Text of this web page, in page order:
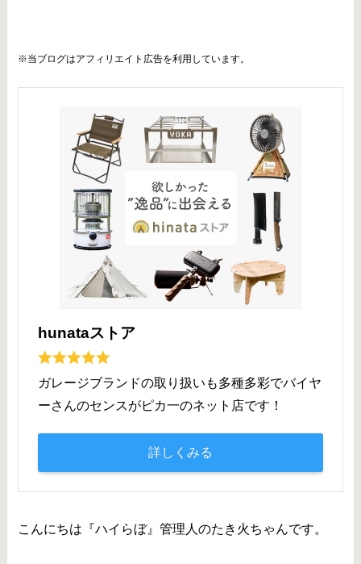
※当ブログはアフィリエイト広告を利用しています。
hunataストア
ガレージブランドの取り扱いも多種多彩でバイヤ
ーさんのセンスがピカ一のネット店です！
詳しくみる
こんにちは『ハイらぼ』管理人のたき火ちゃんです。